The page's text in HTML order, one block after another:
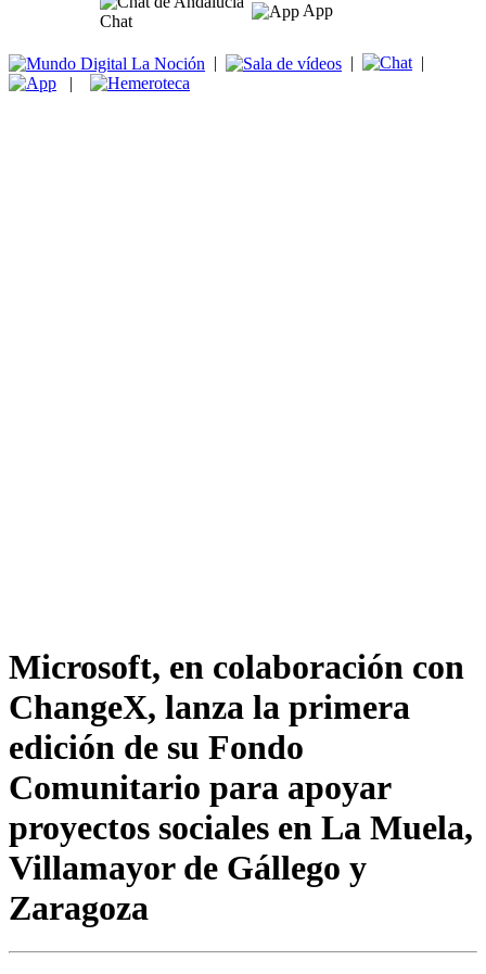
Chat
App
| |
|
|
Microsoft, en colaboración con
ChangeX, lanza la primera
edición de su Fondo
Comunitario para apoyar
proyectos sociales en La Muela,
Villamayor de Gállego y
Zaragoza